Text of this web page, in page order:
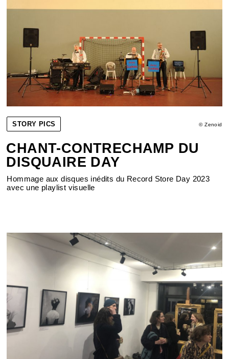
© Zenoid
STORY PICS
CHANT-CONTRECHAMP DU
DISQUAIRE DAY
Hommage aux disques inédits du Record Store Day 2023
avec une playlist visuelle